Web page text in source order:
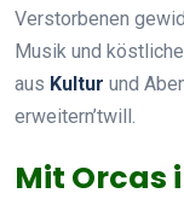
Verstorbenen
Musik und
aus Kultur und
erweitern’twill.
Mit Orcas